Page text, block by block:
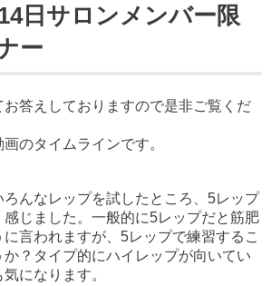
日サロンメンバー限
ー
答えしておりますので是非ご覧くだ
のタイムラインです。
んなレップを試したところ、5レップ
じました。一般的に5レップだと筋肥
言われますが、5レップで練習するこ
？タイプ的にハイレップが向いてい
になります。